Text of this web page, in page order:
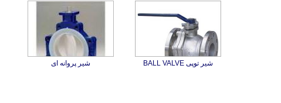
شیر توپی BALL VALVE شیر پروانه ای